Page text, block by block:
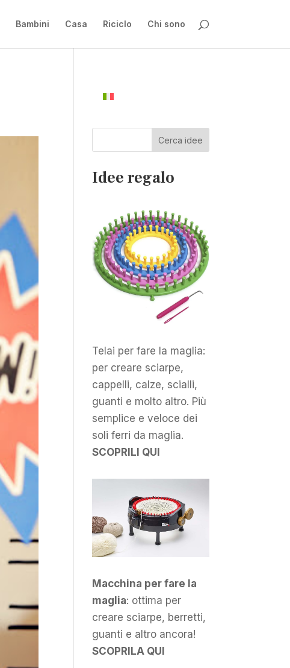
Bambini Casa Riciclo Chi sono
Cerca idee
Idee regalo
Telai per fare la maglia:
per creare sciarpe,
cappelli, calze, scialli,
guanti e molto altro. Più
semplice e veloce dei
soli ferri da maglia.
SCOPRILI QUI
Macchina per fare la
maglia: ottima per
creare sciarpe, berretti,
guanti e altro ancora!
SCOPRILA QUI